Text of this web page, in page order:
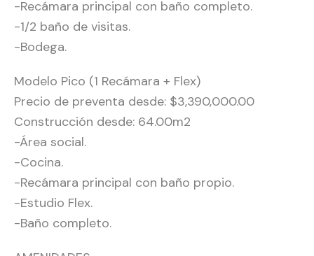
-Recámara principal con baño completo.
-1/2 baño de visitas.
-Bodega.
Modelo Pico (1 Recámara + Flex)
Precio de preventa desde: $3,390,000.00
Construcción desde: 64.00m2
-Área social.
-Cocina.
-Recámara principal con baño propio.
-Estudio Flex.
-Baño completo.